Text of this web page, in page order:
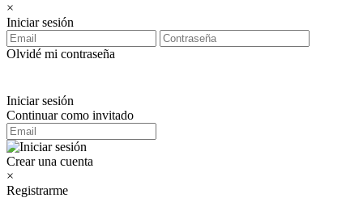
×
Iniciar sesión
Olvidé mi contraseña
Iniciar sesión
Continuar como invitado
Crear una cuenta
×
Registrarme